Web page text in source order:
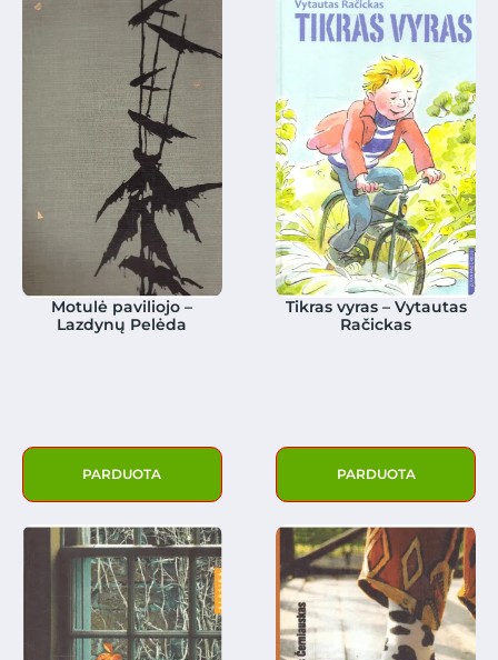
Motulė paviliojo –
Lazdynų Pelėda
PARDUOTA
Tikras vyras – Vytautas
Račickas
PARDUOTA